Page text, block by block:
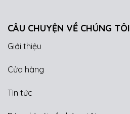
CÂU CHUYỆN VỀ CHÚNG TÔI
Giới thiệu
Cửa hàng
Tin tức